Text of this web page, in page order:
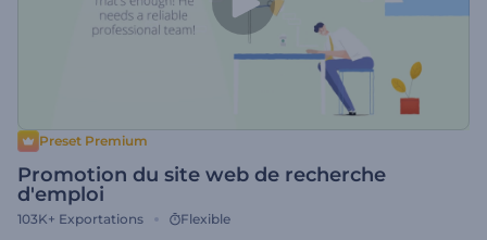
Preset Premium
Promotion du site web de recherche
d'emploi
103K+ Exportations Flexible